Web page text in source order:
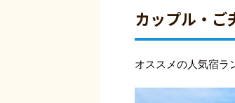
カップル・ご
オススメの人気